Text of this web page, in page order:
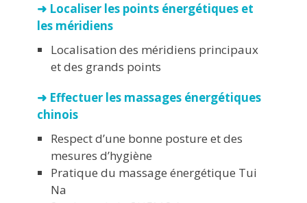
➜ Localiser les points énergétiques et
les méridiens
Localisation des méridiens principaux
et des grands points
➜ Effectuer les massages énergétiques
chinois
Respect d’une bonne posture et des
mesures d’hygiène
Pratique du massage énergétique Tui
Na